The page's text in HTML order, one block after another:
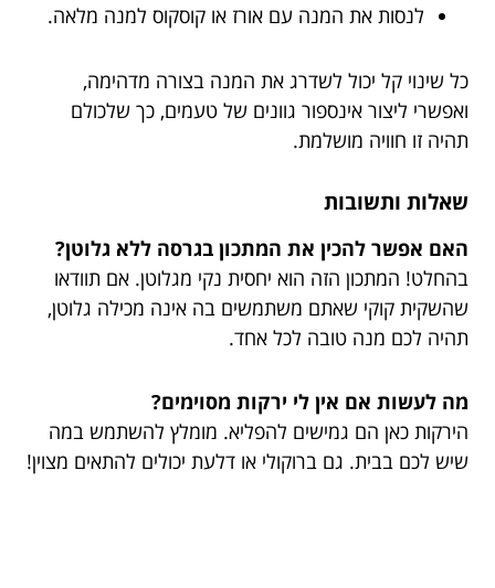
לנסות את המנה עם אורז או קוסקוס למנה מלאה.
כל שינוי קל יכול לשדרג את המנה בצורה מדהימה,
ואפשרי ליצור אינספור גוונים של טעמים, כך שלכולם
תהיה זו חוויה מושלמת.
שאלות ותשובות
האם אפשר להכין את המתכון בגרסה ללא גלוטן?
בהחלט! המתכון הזה הוא יחסית נקי מגלוטן. אם תוודאו
שהשקית קוקי שאתם משתמשים בה אינה מכילה גלוטן,
תהיה לכם מנה טובה לכל אחד.
מה לעשות אם אין לי ירקות מסוימים?
הירקות כאן הם גמישים להפליא. מומלץ להשתמש במה
שיש לכם בבית. גם ברוקולי או דלעת יכולים להתאים מצוין!